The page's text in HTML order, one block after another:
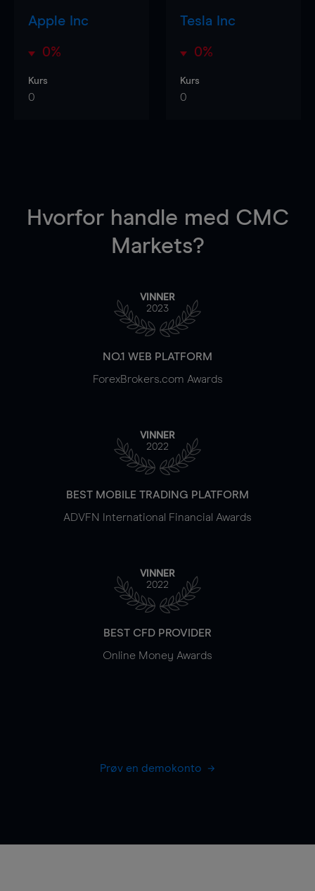
Apple Inc
0%
Kurs
0
Tesla Inc
0%
Kurs
0
Hvorfor handle med CMC
Markets?
VINNER
2023
NO.1 WEB PLATFORM
ForexBrokers.com Awards
VINNER
2022
BEST MOBILE TRADING PLATFORM
ADVFN International Financial Awards
VINNER
2022
BEST CFD PROVIDER
Online Money Awards
Prøv en demokonto